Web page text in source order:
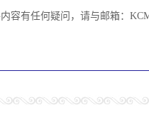
容有任何疑问，请与邮箱：